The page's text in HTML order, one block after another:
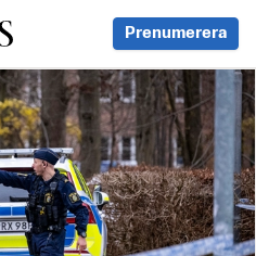
Prenumerera